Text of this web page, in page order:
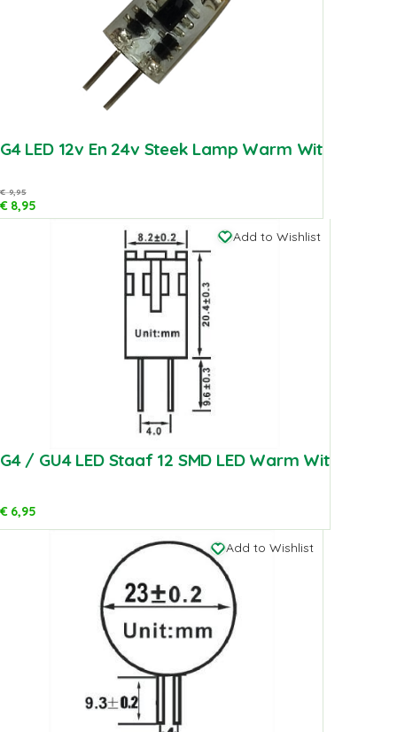
G4 LED 12v En 24v Steek Lamp Warm Wit
€9,95
€8,95
Add to Wishlist
G4 / GU4 LED Staaf 12 SMD LED Warm Wit
€6,95
Add to Wishlist